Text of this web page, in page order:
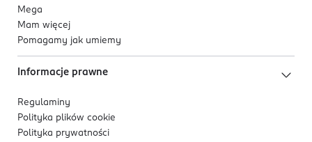
Mega
Mam więcej
Pomagamy jak umiemy
Informacje prawne
Regulaminy
Polityka plików cookie
Polityka prywatności